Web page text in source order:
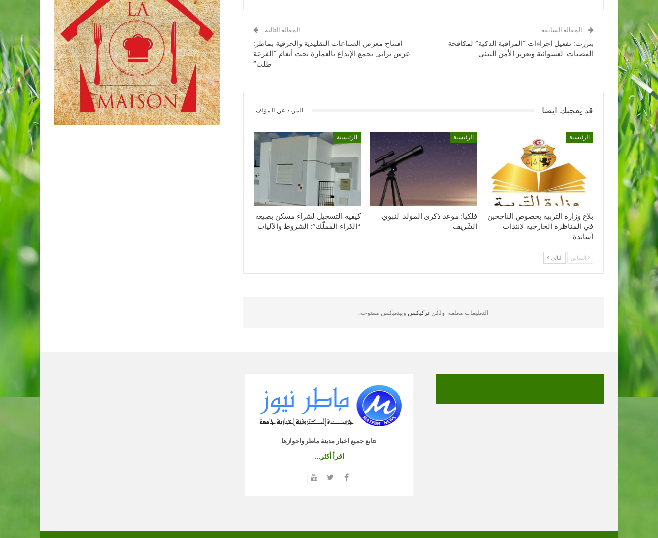
المقالة السابقة
بنزرت: تفعيل إجراءات “المراقبة الذكية” لمكافحة
المصبات العشوائية وتعزيز الأمن البيئي
المقالة التالية
افتتاح معرض الصناعات التقليدية والحرفية بماطر:
عرس تراثي يجمع الإبداع بالعمارة تحت أنغام “الفزعة
طلت”
قد يعجبك ايضا المزيد عن المؤلف
الرئيسية
بلاغ وزارة التربية بخصوص الناجحين
في المناظرة الخارجية لانتداب
أساتذة
الرئيسية
فلكيا: موعد ذكرى المولد النبوي
الشّريف
الرئيسية
كيفية التسجيل لشراء مسكن بصيغة
“الكراء المملّك”: الشروط والآليات
السابق التالي
التعليقات مغلقة، ولكن تركبكس وبينغبكس مفتوحة.
نتابع جميع اخبار مدينة ماطر واحوازها
اقرأ أكثر...